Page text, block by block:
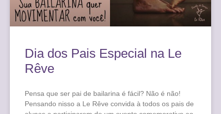
Dia dos Pais Especial na Le
Rêve
Pensa que ser pai de bailarina é fácil? Não é não!
Pensando nisso a Le Rêve convida à todos os pais de